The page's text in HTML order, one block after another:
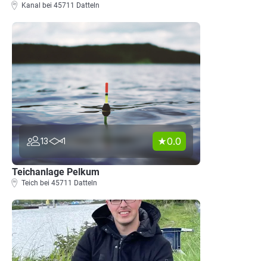
Kanal bei 45711 Datteln
13 1 0.0
Teichanlage Pelkum
Teich bei 45711 Datteln